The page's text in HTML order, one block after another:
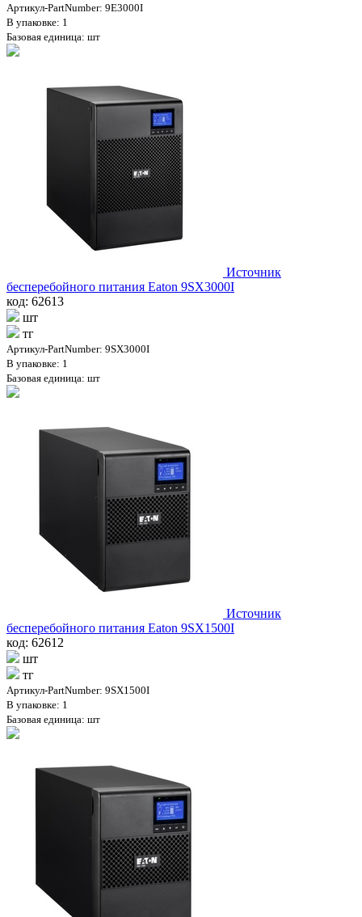
Артикул-PartNumber: 9E3000I
В упаковке: 1
Базовая единица: шт
Источник
бесперебойного питания Eaton 9SX3000I
код: 62613
шт
тг
Артикул-PartNumber: 9SX3000I
В упаковке: 1
Базовая единица: шт
Источник
бесперебойного питания Eaton 9SX1500I
код: 62612
шт
тг
Артикул-PartNumber: 9SX1500I
В упаковке: 1
Базовая единица: шт